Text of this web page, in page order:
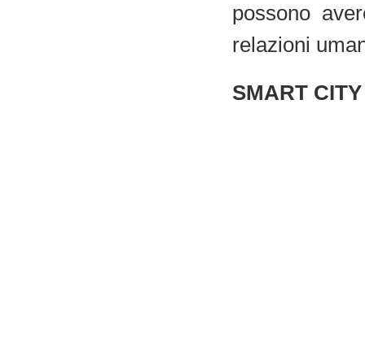
possono
relazioni
SMART CITY